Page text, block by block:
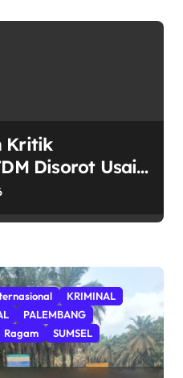
Kritik
Disorot Usai
POSE RI
KRIMINAL
PALEMBANG
Ragam
SUMSEL